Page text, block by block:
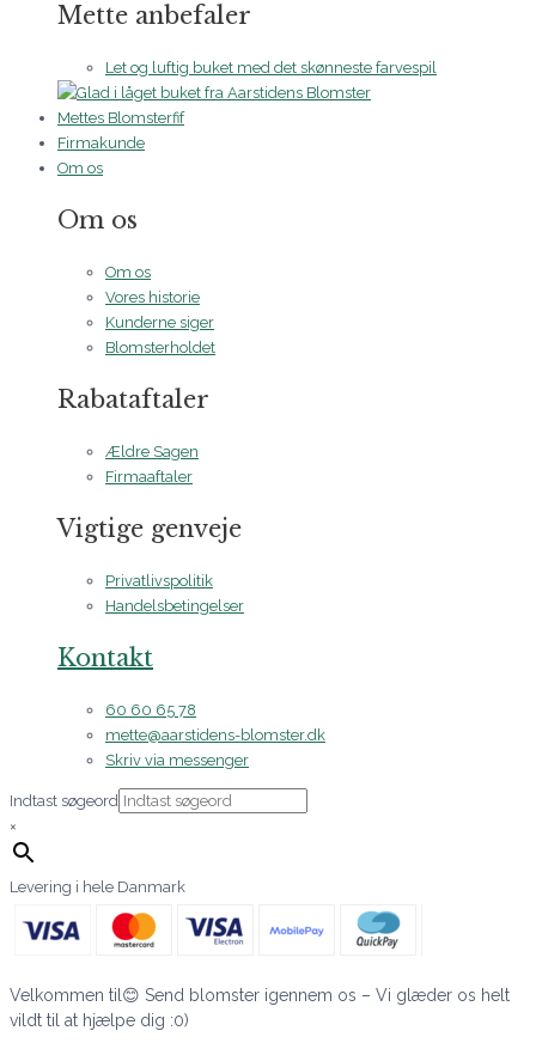
Mette anbefaler
Let og luftig buket med det skønneste farvespil
Mettes Blomsterfif
Firmakunde
Om os
Om os
Om os
Vores historie
Kunderne siger
Blomsterholdet
Rabataftaler
Ældre Sagen
Firmaaftaler
Vigtige genveje
Privatlivspolitik
Handelsbetingelser
Kontakt
60 60 65 78
mette@aarstidens-blomster.dk
Skriv via messenger
Indtast søgeord
×
Levering i hele Danmark
Velkommen til😊 Send blomster igennem os – Vi glæder os helt
vildt til at hjælpe dig :0)